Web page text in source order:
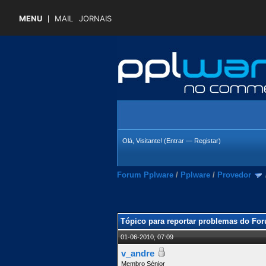
MENU MAIL JORNAIS
Olá, Visitante! (Entrar — Registar)
Forum Pplware / Pplware / Provedor
Tópico para reportar problemas do
01-06-2010, 07:09
v_andre
Membro Sénior